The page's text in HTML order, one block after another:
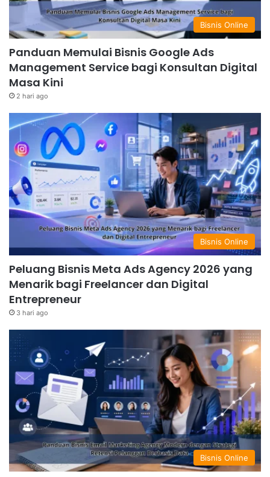
Bisnis Online
Panduan Memulai Bisnis Google Ads
Management Service bagi Konsultan Digital
Masa Kini
2 hari ago
Bisnis Online
Peluang Bisnis Meta Ads Agency 2026 yang
Menarik bagi Freelancer dan Digital
Entrepreneur
3 hari ago
Bisnis Online